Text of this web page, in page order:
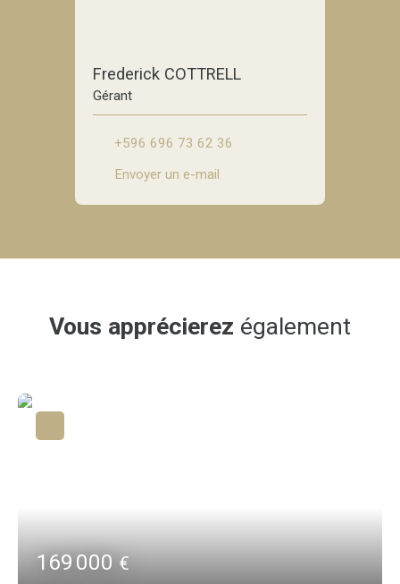
Frederick COTTRELL
Gérant
+596 696 73 62 36
Envoyer un e-mail
Vous apprécierez également
169 000€